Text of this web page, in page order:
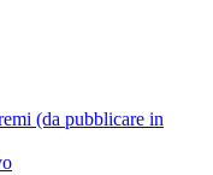
(da pubblicare in